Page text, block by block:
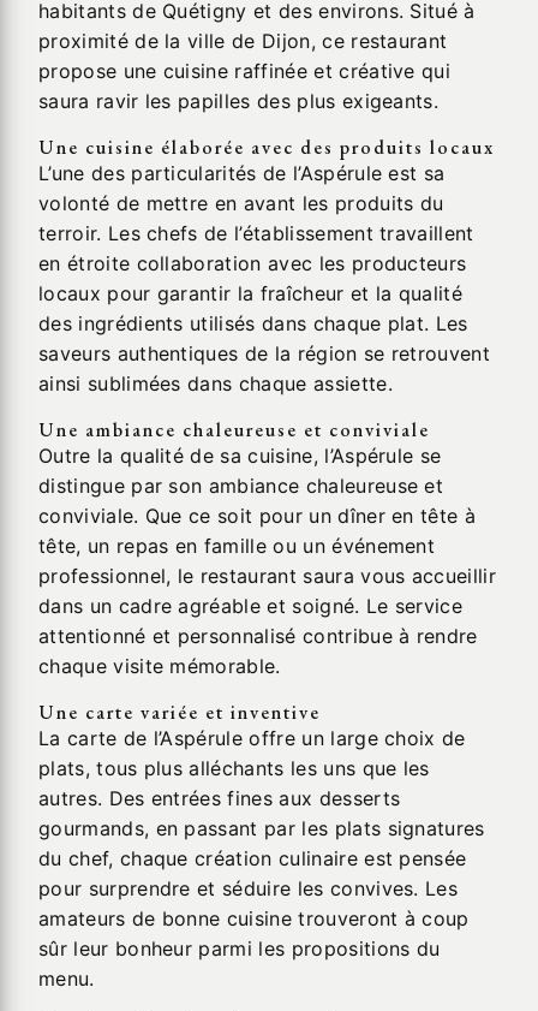
habitants de Quétigny et des environs. Situé à
proximité de la ville de Dijon, ce restaurant
propose une cuisine raffinée et créative qui
saura ravir les papilles des plus exigeants.
Une cuisine élaborée avec des produits locaux
L’une des particularités de l’Aspérule est sa
volonté de mettre en avant les produits du
terroir. Les chefs de l’établissement travaillent
en étroite collaboration avec les producteurs
locaux pour garantir la fraîcheur et la qualité
des ingrédients utilisés dans chaque plat. Les
saveurs authentiques de la région se retrouvent
ainsi sublimées dans chaque assiette.
Une ambiance chaleureuse et conviviale
Outre la qualité de sa cuisine, l’Aspérule se
distingue par son ambiance chaleureuse et
conviviale. Que ce soit pour un dîner en tête à
tête, un repas en famille ou un événement
professionnel, le restaurant saura vous accueillir
dans un cadre agréable et soigné. Le service
attentionné et personnalisé contribue à rendre
chaque visite mémorable.
Une carte variée et inventive
La carte de l’Aspérule offre un large choix de
plats, tous plus alléchants les uns que les
autres. Des entrées fines aux desserts
gourmands, en passant par les plats signatures
du chef, chaque création culinaire est pensée
pour surprendre et séduire les convives. Les
amateurs de bonne cuisine trouveront à coup
sûr leur bonheur parmi les propositions du
menu.